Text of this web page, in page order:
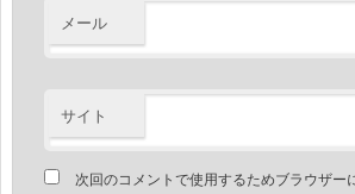
メール
サイト
次回のコメントで使用するためブラウザー